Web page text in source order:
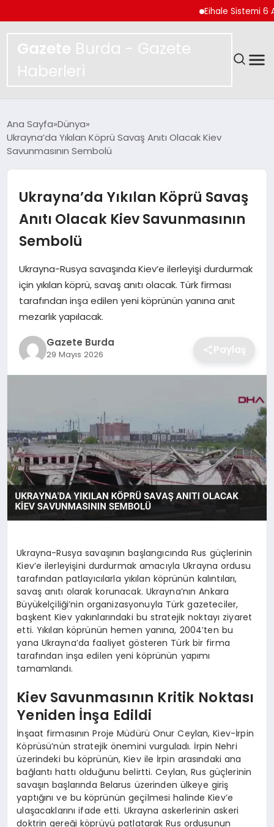
Eihale Sistemi 6
Gazete Burda - Gazete
Haberleri
SPOR
EKONOMI
TEKNOLOJI
SAĞLIK
EĞITIM
Ana Sayfa Dünya
Ukrayna’da Yıkılan Köprü Savaş Anıtı Olacak Kiev
Savunmasının Sembolü
Ukrayna’da Yıkılan Köprü Savaş
Anıtı Olacak Kiev Savunmasının
Sembolü
Ukrayna-Rusya savaşında Kiev’e ilerleyişi durdurmak
için yıkılan köprü, savaş anıtı olacak. Türk firması
tarafından inşa edilen yeni köprünün yanına anıt
mezarlık yapılacak.
Gazete Burda
29 Mayıs 2026 Paylaş
Ukrayna-Rusya savaşının başlangıcında Rus güçlerinin
Kiev’e ilerleyişini durdurmak amacıyla Ukrayna ordusu
tarafından patlayıcılarla yıkılan köprünün kalıntıları,
savaş anıtı olarak korunacak. Ukrayna’nın Ankara
Büyükelçiliği’nin organizasyonuyla Türk gazeteciler,
başkent Kiev yakınlarındaki bu stratejik noktayı ziyaret
etti. Yıkılan köprünün hemen yanına, 2004’ten bu
yana Ukrayna’da faaliyet gösteren Türk bir firma
tarafından inşa edilen yeni köprünün yapımı
tamamlandı.
Kiev Savunmasının Kritik Noktası
Yeniden İnşa Edildi
İnşaat firmasının Proje Müdürü Onur Ceylan, Kiev-İrpin
Köprüsü’nün stratejik önemini vurguladı. İrpin Nehri
üzerindeki bu köprünün, Kiev ile İrpin arasındaki ana
bağlantı hattı olduğunu belirtti. Ceylan, Rus güçlerinin
savaşın başlarında Belarus üzerinden ülkeye giriş
yaptığını ve bu köprünün geçilmesi halinde Kiev’e
ulaşacaklarını ifade etti. Ukrayna askerlerinin askeri
doktrin gereği köprüyü patlatarak Rus ordusunun